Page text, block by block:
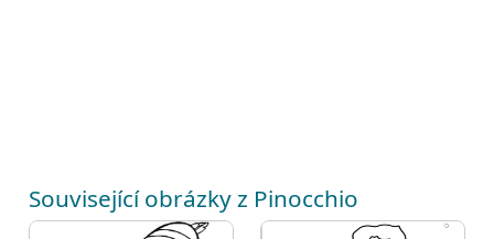
Související obrázky z Pinocchio